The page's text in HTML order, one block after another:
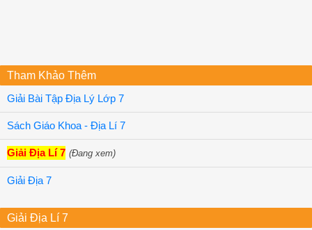
B. sản xuất đồ gỗ.
c. giây xuất khẩu.
D. tất cả các ý trên.
9. 75% tổng sản phẩm xuất khẩu của Ai-xơ-lcn là
A. gỗ.	B. cá.
Ngành trồng trọt ở Bắc Âu không phát triển vì
thiếu vốn và lao động trong sản xuâì.
cơ sở vật chất - kĩ thuật lạc hậu.
c. giá sản phẩm thấp hơn giá sản xuất.
Đáp án
1D
Tham Khảo Thêm
Giải Bài Tập Địa Lý Lớp 7
Sách Giáo Khoa - Địa Lí 7
Giải Địa Lí 7 (Đang xem)
Giải Địa 7
Giải Địa Lí 7